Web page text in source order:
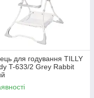
для годування TILLY
T-633/2 Grey Rabbit